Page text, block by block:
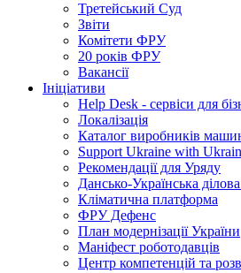
Третейський Суд
Звіти
Комітети ФРУ
20 років ФРУ
Вакансії
Ініціативи
Help Desk - сервіси для
Локалізація
Каталог виробників
Support Ukraine with
Рекомендації для Уряду
Дансько-Українська
Кліматична платформа
ФРУ Дефенс
План модернізації України
Маніфест роботодавців
Центр компетенцій та